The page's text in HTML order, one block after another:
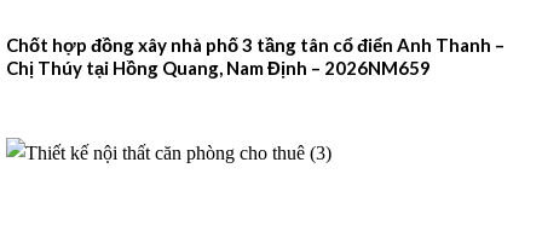
Chốt hợp đồng xây nhà phố 3 tầng tân cổ điển Anh Thanh –
Chị Thúy tại Hồng Quang, Nam Định – 2026NM659